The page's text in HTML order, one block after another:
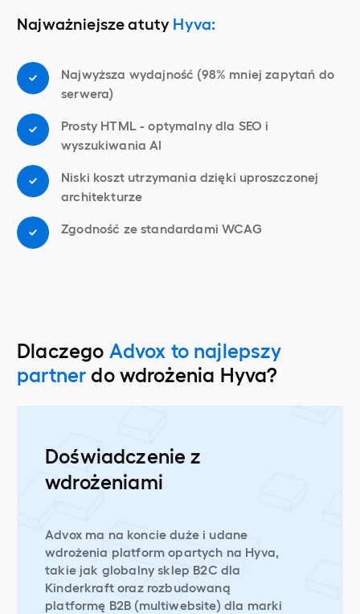
Najważniejsze atuty Hyva:
Najwyższa wydajność (98% mniej zapytań do
serwera)
Prosty HTML - optymalny dla SEO i
wyszukiwania AI
Niski koszt utrzymania dzięki uproszczonej
architekturze
Zgodność ze standardami WCAG
Dlaczego Advox to najlepszy
partner do wdrożenia Hyva?
Doświadczenie z
wdrożeniami
Advox ma na koncie duże i udane
wdrożenia platform opartych na Hyva,
takie jak globalny sklep B2C dla
Kinderkraft oraz rozbudowaną
platformę B2B (multiwebsite) dla marki